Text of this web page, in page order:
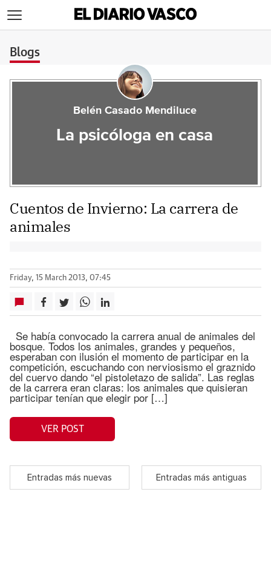
Blogs
Belén Casado Mendiluce
La psicóloga en casa
Cuentos de Invierno: La carrera de
animales
Friday, 15 March 2013, 07:45
Se había convocado la carrera anual de animales del
bosque. Todos los animales, grandes y pequeños,
esperaban con ilusión el momento de participar en la
competición, escuchando con nerviosismo el graznido
del cuervo dando “el pistoletazo de salida”. Las reglas
de la carrera eran claras: los animales que quisieran
participar tenían que elegir por […]
VER POST
Entradas más nuevas Entradas más antiguas